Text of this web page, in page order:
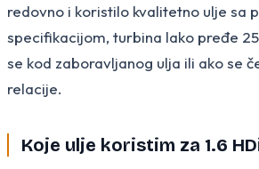
redovno i koristilo kvalitetno ulje sa
specifikacijom, turbina lako pređe
se kod zaboravljanog ulja ili ako se
relacije.
Koje ulje koristim za 1.6